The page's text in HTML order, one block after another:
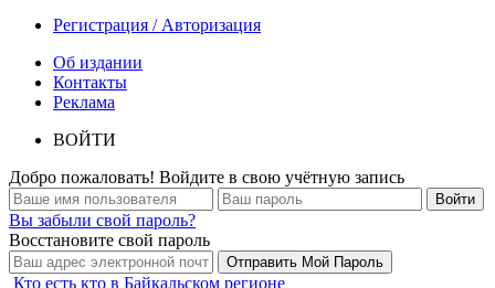
Регистрация / Авторизация
Об издании
Контакты
Реклама
ВОЙТИ
Добро пожаловать! Войдите в свою учётную запись
Вы забыли свой пароль?
Восстановите свой пароль
Кто есть кто в Байкальском регионе